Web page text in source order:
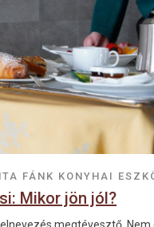
FÁNK KONYHAI
Mikor jön jól?